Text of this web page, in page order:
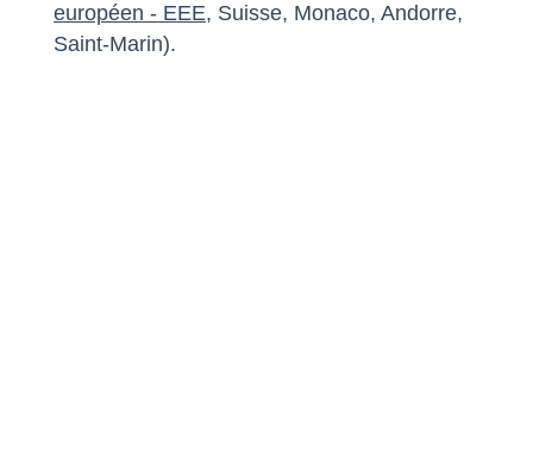
européen - EEE, Suisse, Monaco, Andorre,
Saint-Marin).